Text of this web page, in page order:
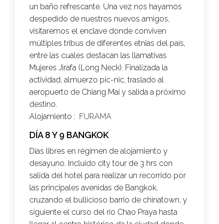
un baño refrescante. Una vez nos hayamos
despedido de nuestros nuevos amigos,
visitaremos el enclave donde conviven
múltiples tribus de diferentes etnias del país,
entre las cuales destacan las llamativas
Mujeres Jirafa (Long Neck). Finalizada la
actividad, almuerzo pic-nic, traslado al
aeropuerto de Chiang Mai y salida a próximo
destino.
Alojamiento : FURAMA
DÍA 8 Y 9 BANGKOK
Días libres en régimen de alojamiento y
desayuno. Incluido city tour de 3 hrs con
salida del hotel para realizar un recorrido por
las principales avenidas de Bangkok,
cruzando el bullicioso barrio de chinatown, y
siguiente el curso del río Chao Praya hasta